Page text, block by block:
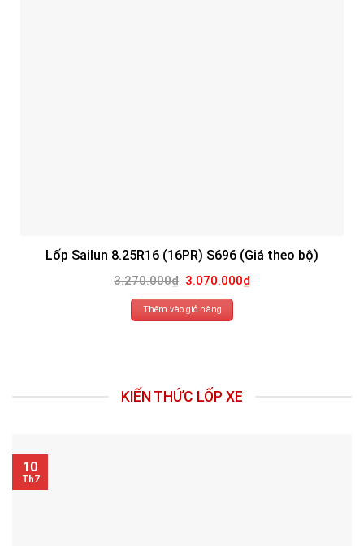
Lốp Sailun 8.25R16 (16PR) S696 (Giá theo bộ)
3.270.000₫ Giá
gốc
là:
3.270.000₫.
3.070.000₫Giá
hiện
Thêm vào giỏ hàng
KIẾN THỨC LỐP XE
10
Th7